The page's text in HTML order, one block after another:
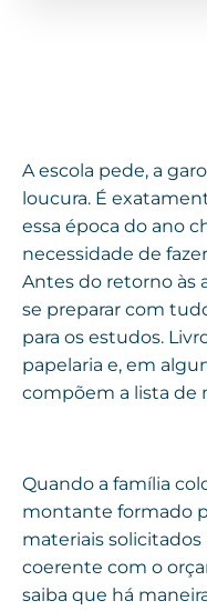
A escola pede, a
loucura. É
essa época do ano
necessidade de
Antes do retorno às
se preparar com
para os estudos.
papelaria e, em
compõem a lista de
Quando a família
montante formado
materiais solicitados
coerente com o
saiba que há